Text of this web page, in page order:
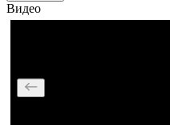
Видео